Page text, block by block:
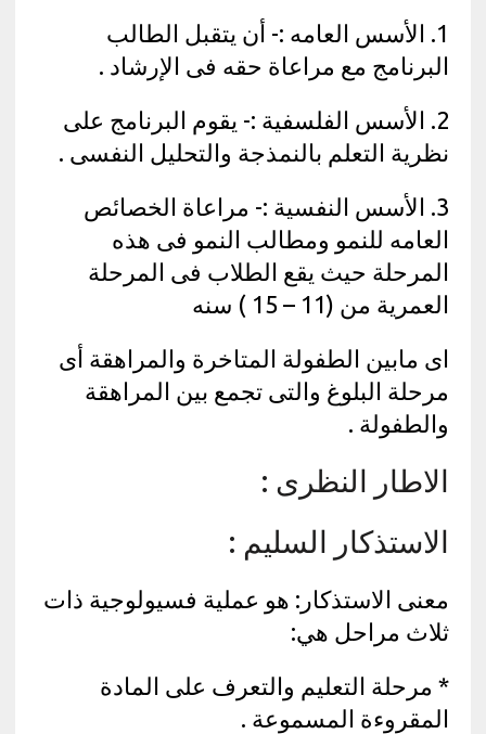
1. الأسس العامه :- أن يتقبل الطالب
البرنامج مع مراعاة حقه فى الإرشاد .
2. الأسس الفلسفية :- يقوم البرنامج على
نظرية التعلم بالنمذجة والتحليل النفسى .
3. الأسس النفسية :- مراعاة الخصائص
العامه للنمو ومطالب النمو فى هذه
المرحلة حيث يقع الطلاب فى المرحلة
العمرية من (11 – 15 ) سنه
اى مابين الطفولة المتاخرة والمراهقة أى
مرحلة البلوغ والتى تجمع بين المراهقة
والطفولة .
الاطار النظرى :
الاستذكار السليم :
معنى الاستذكار: هو عملية فسيولوجية ذات
ثلاث مراحل هي:
* مرحلة التعليم والتعرف على المادة
المقروءة المسموعة .